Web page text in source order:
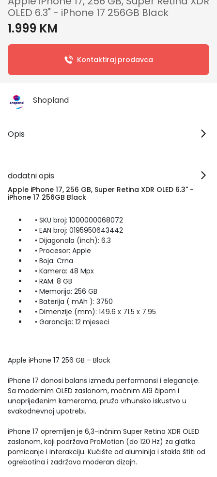
OLED 6.3" - iPhone 17 256GB Black
1.999 KM
Kontaktiraj prodavca
Shopland
Opis
dodatni opis
Apple iPhone 17, 256 GB, Super Retina XDR OLED 6.3" -
iPhone 17 256GB Black
• SKU broj: 1000000068072
• EAN broj: 0195950643442
• Dijagonala (inch): 6.3
• Procesor: Apple
• Boja: Crna
• Kamera: 48 Mpx
• RAM: 8 GB
• Memorija: 256 GB
• Baterija ( mAh ): 3750
• Dimenzije (mm): 149.6 x 71.5 x 7.95
• Garancija: 12 mjeseci
Apple iPhone 17 256 GB – Black
iPhone 17 donosi balans između performansi i elegancije.
Sa modernim OLED zaslonom, moćnim A19 čipom i
unaprijeđenim kamerama, pruža vrhunsko iskustvo u
svakodnevnoj upotrebi.
iPhone 17 opremljen je 6,3-inčnim Super Retina XDR OLED
zaslonom, koji podržava ProMotion (do 120 Hz) za glatko
pomicanje i interakciju. Kućište od aluminija i stakla štiti od
ogrebotina i zadržava moderan dizajn.